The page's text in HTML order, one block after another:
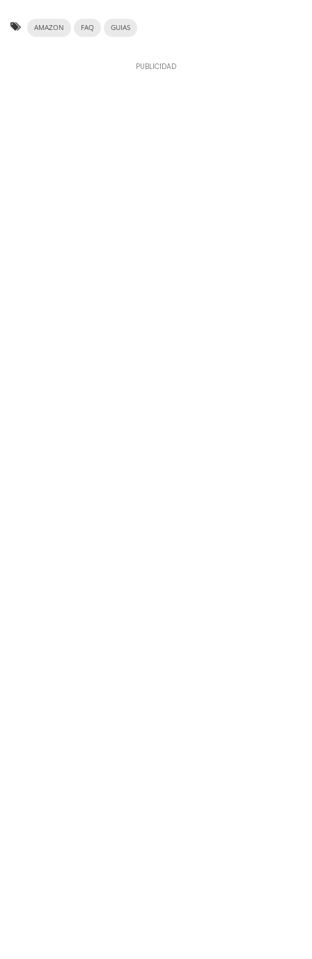
AMAZON FAQ GUIAS